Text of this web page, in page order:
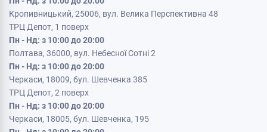
Кременчук, 39600, вул. Соборна 9/16
Пн - Нд: з 10:00 до 20:00